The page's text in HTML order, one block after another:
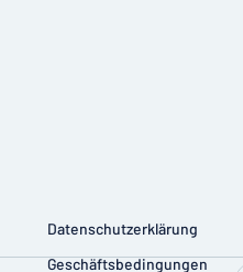
Datenschutzerklärung
Geschäftsbedingungen